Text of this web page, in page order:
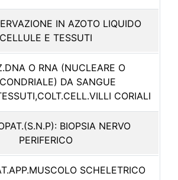
IN AZOTO LIQUIDO
CELLULE E TESSUTI
O RNA (NUCLEARE O
DA SANGUE
CORIALI
BIOPSIA NERVO
PERIFERICO
SCHELETRICO